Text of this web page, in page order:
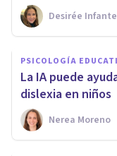
Desirée
PSICOLOGÍA
La IA puede
dislexia en niños
Nerea Moreno